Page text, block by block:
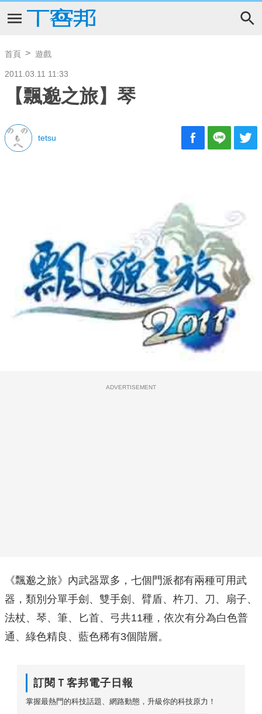
首頁 遊戲
2011.03.11 11:33
【飄邈之旅】琴
tetsu
ADVERTISEMENT
《飄邈之旅》內武器眾多，七個門派都有兩種可用武
器，類別分單手劍、雙手劍、臂盾、杵刀、刀、扇子、
法杖、琴、筆、匕首、弓共11種，依次有分為白色普
通、綠色精良、藍色稀有3個階層。
訂閱Ｔ客邦電子日報
掌握最熱門的科技話題、網路動態，升級你的科技原力！